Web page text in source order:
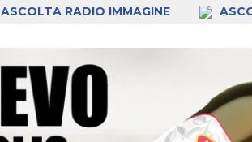
ASCOLTA RADIO IMMAGINE